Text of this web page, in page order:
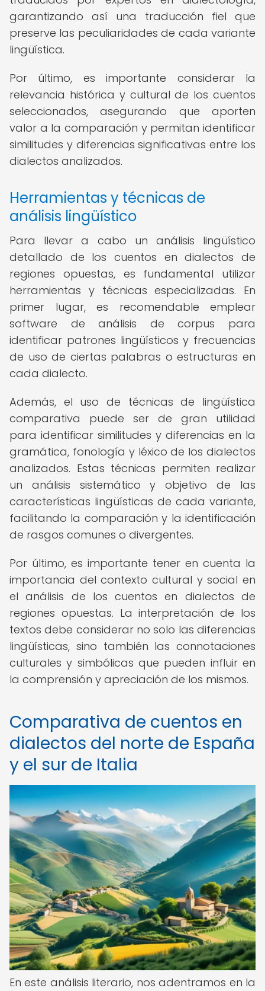
garantizando así una traducción fiel que
preserve las peculiaridades de cada variante
lingüística.
Por último, es importante considerar la
relevancia histórica y cultural de los cuentos
seleccionados, asegurando que aporten
valor a la comparación y permitan identificar
similitudes y diferencias significativas entre los
dialectos analizados.
Herramientas y técnicas de
análisis lingüístico
Para llevar a cabo un análisis lingüístico
detallado de los cuentos en dialectos de
regiones opuestas, es fundamental utilizar
herramientas y técnicas especializadas. En
primer lugar, es recomendable emplear
software de análisis de corpus para
identificar patrones lingüísticos y frecuencias
de uso de ciertas palabras o estructuras en
cada dialecto.
Además, el uso de técnicas de lingüística
comparativa puede ser de gran utilidad
para identificar similitudes y diferencias en la
gramática, fonología y léxico de los dialectos
analizados. Estas técnicas permiten realizar
un análisis sistemático y objetivo de las
características lingüísticas de cada variante,
facilitando la comparación y la identificación
de rasgos comunes o divergentes.
Por último, es importante tener en cuenta la
importancia del contexto cultural y social en
el análisis de los cuentos en dialectos de
regiones opuestas. La interpretación de los
textos debe considerar no solo las diferencias
lingüísticas, sino también las connotaciones
culturales y simbólicas que pueden influir en
la comprensión y apreciación de los mismos.
Comparativa de cuentos en
dialectos del norte de España
y el sur de Italia
En este análisis literario, nos adentramos en la